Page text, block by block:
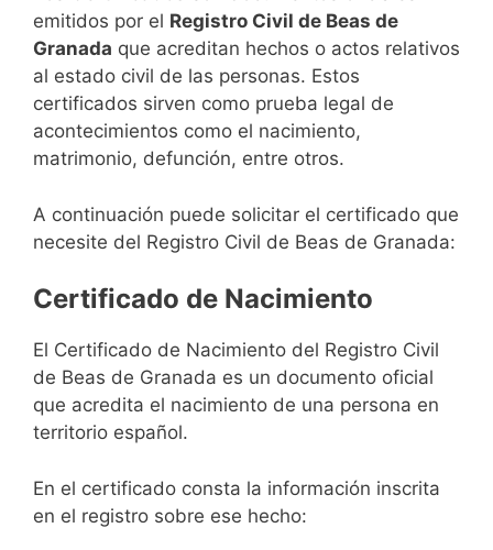
emitidos por el Registro Civil de Beas de
Granada que acreditan hechos o actos relativos
al estado civil de las personas. Estos
certificados sirven como prueba legal de
acontecimientos como el nacimiento,
matrimonio, defunción, entre otros.
A continuación puede solicitar el certificado que
necesite del Registro Civil de Beas de Granada:
Certificado de Nacimiento
El Certificado de Nacimiento del Registro Civil
de Beas de Granada es un documento oficial
que acredita el nacimiento de una persona en
territorio español.
En el certificado consta la información inscrita
en el registro sobre ese hecho: